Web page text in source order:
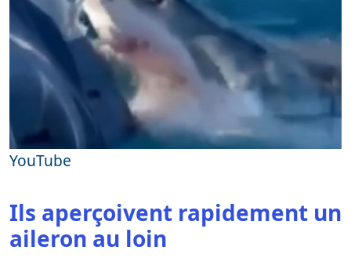
YouTube
Ils aperçoivent rapidement un
aileron au loin